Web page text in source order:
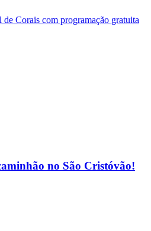
de Corais com programação gratuita
no São Cristóvão!